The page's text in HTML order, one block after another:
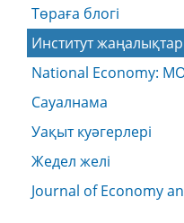
Төраға блогі
Институт
National Economy:
Сауалнама
Уақыт куәгерлері
Жедел желі
Journal of Economy